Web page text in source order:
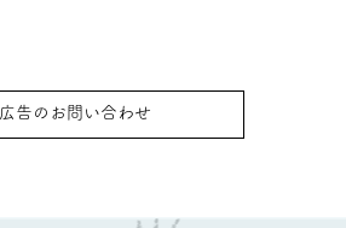
広告のお問い合わせ